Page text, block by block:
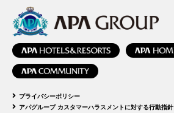
プライバシーポリシー
アパグループ カスタマーハラスメントに対する行動指針